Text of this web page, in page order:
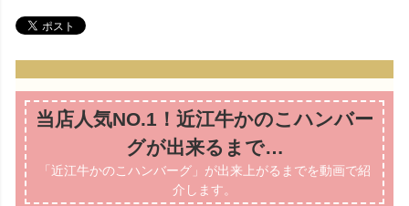
当店人気NO.1！近江牛かのこハンバー
グが出来るまで…
「近江牛かのこハンバーグ」が出来上がるまでを動画で紹
介します。